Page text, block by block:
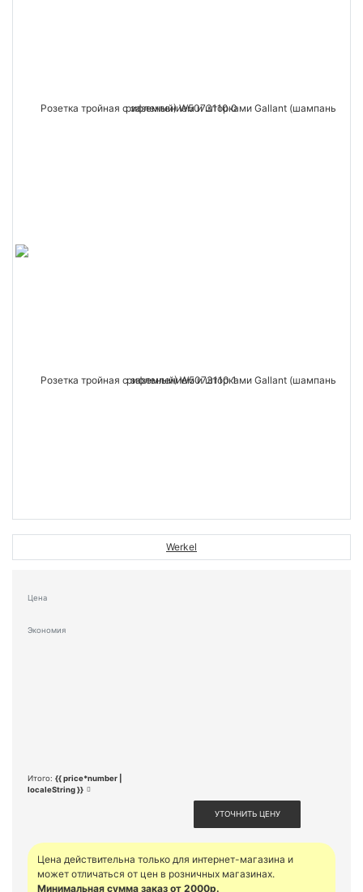
Werkel
Цена
Экономия
Итого: {{ price*number |
localeString }}
УТОЧНИТЬ ЦЕНУ
Цена действительна только для интернет-магазина и
может отличаться от цен в розничных магазинах.
Минимальная сумма заказ от 2000р.